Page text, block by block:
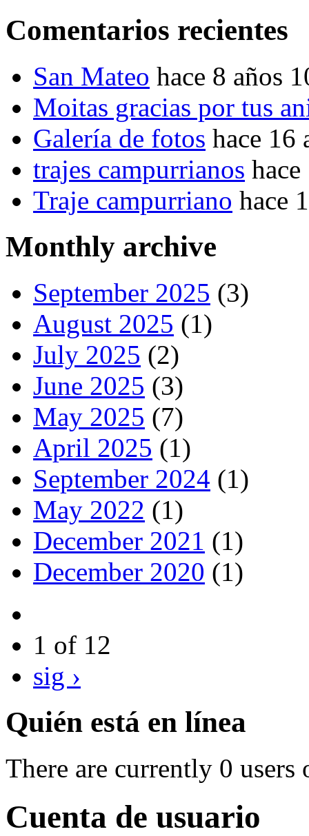
Comentarios recientes
San Mateo hace 8 años
Moitas gracias por tus
Galería de fotos hace 16
trajes campurrianos
Traje campurriano hace
Monthly archive
September 2025 (3)
August 2025 (1)
July 2025 (2)
June 2025 (3)
May 2025 (7)
April 2025 (1)
September 2024 (1)
May 2022 (1)
December 2021 (1)
December 2020 (1)
1 of 12
sig ›
Quién está en línea
There are currently 0 users
Cuenta de usuario